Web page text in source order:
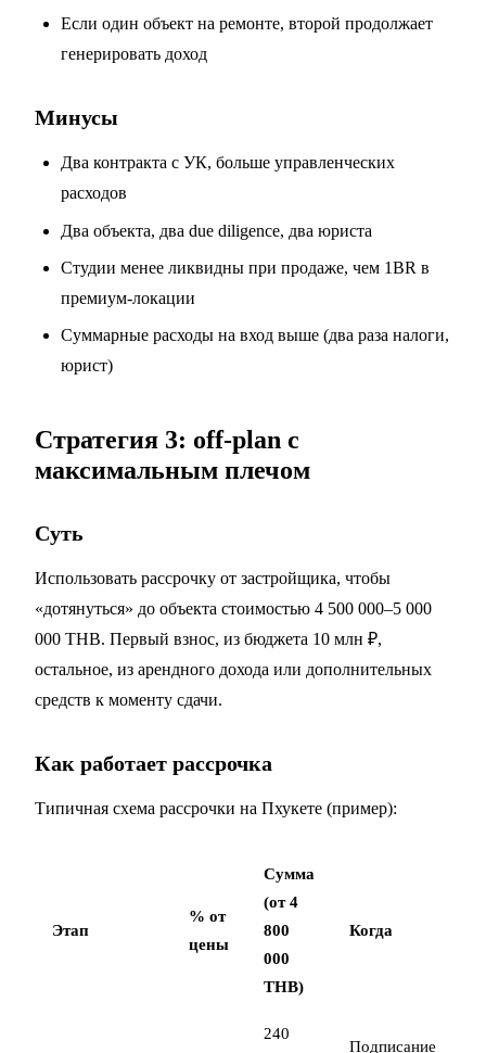
Если один объект на ремонте, второй продолжает
генерировать доход
Минусы
Два контракта с УК, больше управленческих
расходов
Два объекта, два due diligence, два юриста
Студии менее ликвидны при продаже, чем 1BR в
премиум-локации
Суммарные расходы на вход выше (два раза налоги,
юрист)
Стратегия 3: off-plan с
максимальным плечом
Суть
Использовать рассрочку от застройщика, чтобы
«дотянуться» до объекта стоимостью 4 500 000–5 000
000 THB. Первый взнос, из бюджета 10 млн ₽,
остальное, из арендного дохода или дополнительных
средств к моменту сдачи.
Как работает рассрочка
Типичная схема рассрочки на Пхукете (пример):
Этап
% от
цены
Сумма
(от 4
800
000
THB)
Когда
240
Подписание